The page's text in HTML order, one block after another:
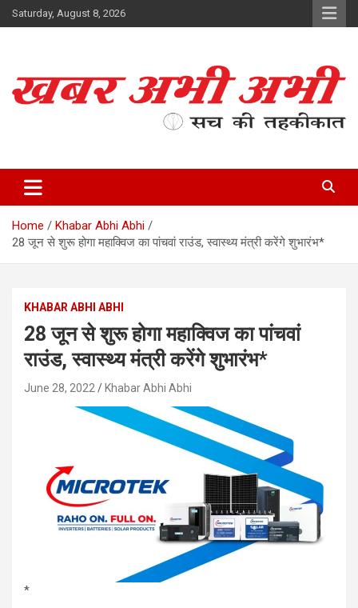
Skip
to
Saturday, August 8, 2026
Home
Khabar Abhi Abhi
28 जून से शुरू होगा महाक्विज का पांचवां राउंड, स्वास्थ्य मंत्री करेंगे शुभारंभ*
KHABAR ABHI ABHI
28 जून से शुरू होगा महाक्विज का पांचवां
राउंड, स्वास्थ्य मंत्री करेंगे शुभारंभ*
June 28, 2022 Khabar Abhi Abhi
*